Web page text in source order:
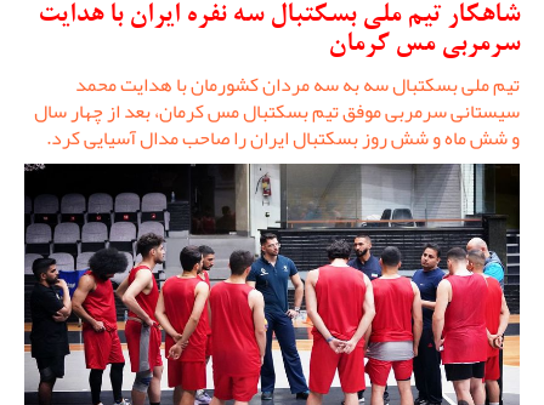
شاهکار تیم ملی بسکتبال سه نفره ایران با هدایت
سرمربی مس کرمان
تیم ملى بسکتبال سه به سه مردان کشورمان با هدایت محمد
سیستانی سرمربی موفق تیم بسکتبال مس کرمان، بعد از چهار سال
و شش ماه و شش روز بسکتبال ایران را صاحب مدال آسیایى کرد.